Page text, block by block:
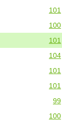
101
100
101
104
101
101
99
100